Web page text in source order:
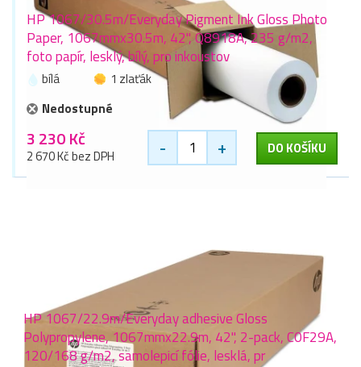
HP 1067/30.5m/Everyday Pigment Ink Gloss Photo
Paper, 1067mmx30.5m, 42", Q8918A, 235 g/m2,
foto papír, lesklý, bílý, pro inkoustov
bílá
1 zlaťák
Nedostupné
3 230 Kč
2 670 Kč bez DPH - + DO KOŠÍKU
HP 1067/22.9m/Everyday adhesive Gloss
Polypropylene, 1067mmx22.9m, 42", 2-pack, C0F29A,
120/168 g/m2, samolepicí fólie, lesklá, pr